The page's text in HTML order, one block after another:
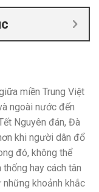
miền Trung Việt
ngoài nước đến
Nguyên đán, Đà
khi người dân đổ
đó, không thể
hay cách tân
khoảnh khắc